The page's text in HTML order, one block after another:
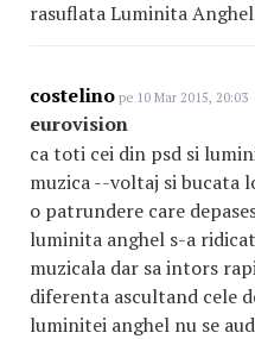
rasuflata Luminita
costelino pe 10 Mar 2015, 20:03
eurovision
ca toti cei din psd si
muzica --voltaj si bucata
o patrundere care
luminita anghel s-a
muzicala dar sa intors
diferenta ascultand cele
luminitei anghel nu se